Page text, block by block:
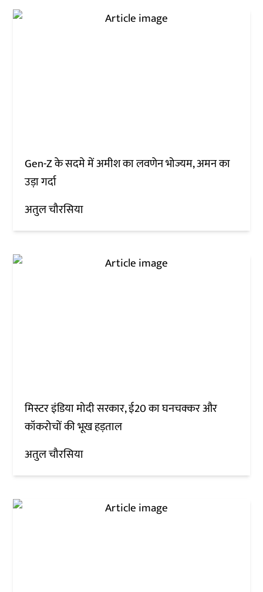
Gen-Z के सदमे में अमीश का लवणेन भोज्यम, अमन का
उड़ा गर्दा
अतुल चौरसिया
मिस्टर इंडिया मोदी सरकार, ई20 का घनचक्कर और
कॉकरोचों की भूख हड़ताल
अतुल चौरसिया